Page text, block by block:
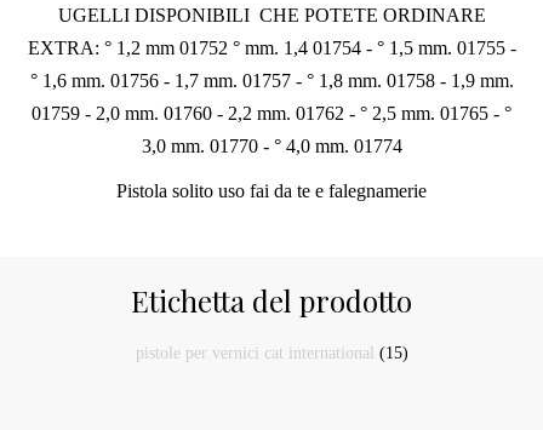
UGELLI DISPONIBILI CHE POTETE ORDINARE
EXTRA: ° 1,2 mm 01752 ° mm. 1,4 01754 - ° 1,5 mm. 01755 -
° 1,6 mm. 01756 - 1,7 mm. 01757 - ° 1,8 mm. 01758 - 1,9 mm.
01759 - 2,0 mm. 01760 - 2,2 mm. 01762 - ° 2,5 mm. 01765 - °
3,0 mm. 01770 - ° 4,0 mm. 01774
Pistola solito uso fai da te e falegnamerie
Etichetta del prodotto
pistole per vernici cat international (15)